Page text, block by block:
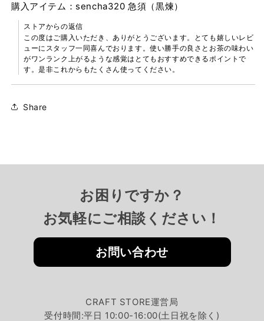
購入アイテム：sencha320 急須（黒煉）
ストアからの返信
この度はご購入いただき、ありがとうございます。とても嬉しいレビ
ューにスタッフ一同喜んでおります。使い勝手の良さとお茶の味わい
がワンランク上がるような感覚はとてもおすすめできるポイントで
す。是非これからもたくさん使ってください。
Share
お困りですか？
お気軽にご相談ください！
お問い合わせ
CRAFT STORE運営局
受付時間:平日 10:00-16:00(土日祝を除く)